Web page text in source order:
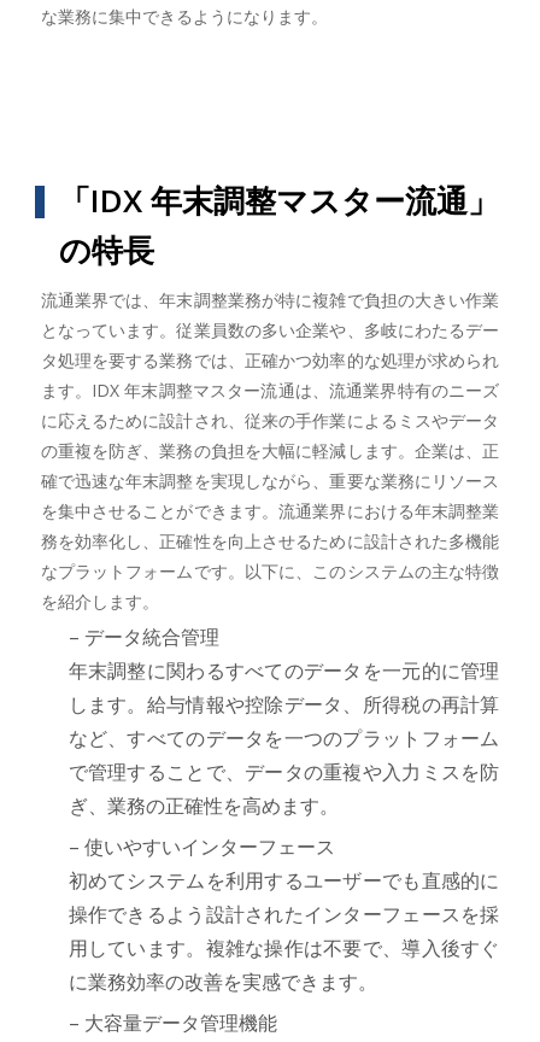
な業務に集中できるようになります。
「IDX 年末調整マスター流通」
の特長
流通業界では、年末調整業務が特に複雑で負担の大きい作業
となっています。従業員数の多い企業や、多岐にわたるデー
タ処理を要する業務では、正確かつ効率的な処理が求められ
ます。IDX 年末調整マスター流通は、流通業界特有のニーズ
に応えるために設計され、従来の手作業によるミスやデータ
の重複を防ぎ、業務の負担を大幅に軽減します。企業は、正
確で迅速な年末調整を実現しながら、重要な業務にリソース
を集中させることができます。流通業界における年末調整業
務を効率化し、正確性を向上させるために設計された多機能
なプラットフォームです。以下に、このシステムの主な特徴
を紹介します。
– データ統合管理
年末調整に関わるすべてのデータを一元的に管理
します。給与情報や控除データ、所得税の再計算
など、すべてのデータを一つのプラットフォーム
で管理することで、データの重複や入力ミスを防
ぎ、業務の正確性を高めます。
– 使いやすいインターフェース
初めてシステムを利用するユーザーでも直感的に
操作できるよう設計されたインターフェースを採
用しています。複雑な操作は不要で、導入後すぐ
に業務効率の改善を実感できます。
– 大容量データ管理機能